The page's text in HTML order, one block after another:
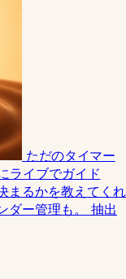
ただのタイマー
ライブでガイド
まるかを教えてくれ
ー管理も。
抽出